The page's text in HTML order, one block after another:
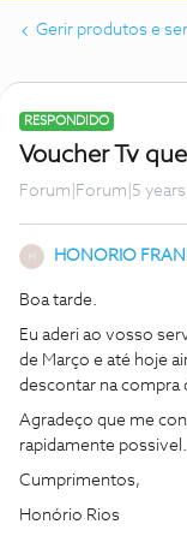
Gerir produtos e
RESPONDIDO
Voucher Tv
Forum|Forum|5 years
HONORIO
Boa tarde.
Eu aderi ao vosso
de Março e até hoje
descontar na compra
Agradeço que me
rapidamente possivel.
Cumprimentos,
Honório Rios